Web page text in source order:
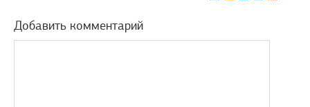
Добавить комментарий